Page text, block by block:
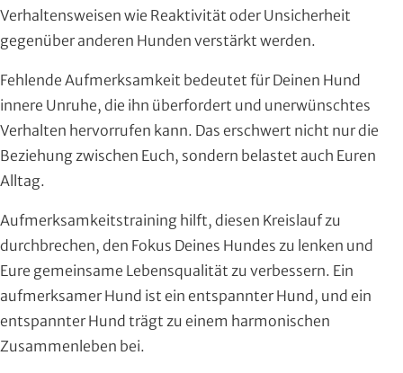
Verhaltensweisen wie Reaktivität oder Unsicherheit
gegenüber anderen Hunden verstärkt werden.
Fehlende Aufmerksamkeit bedeutet für Deinen Hund
innere Unruhe, die ihn überfordert und unerwünschtes
Verhalten hervorrufen kann. Das erschwert nicht nur die
Beziehung zwischen Euch, sondern belastet auch Euren
Alltag.
Aufmerksamkeitstraining hilft, diesen Kreislauf zu
durchbrechen, den Fokus Deines Hundes zu lenken und
Eure gemeinsame Lebensqualität zu verbessern. Ein
aufmerksamer Hund ist ein entspannter Hund, und ein
entspannter Hund trägt zu einem harmonischen
Zusammenleben bei.